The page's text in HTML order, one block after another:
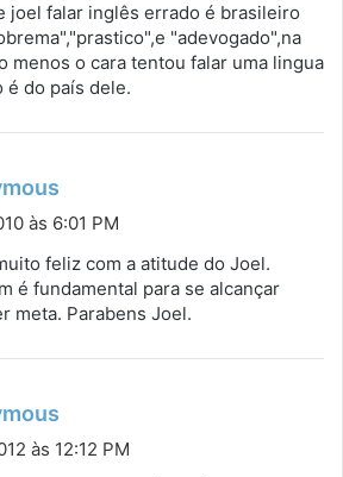
joel falar inglês errado é brasileiro
"adevogado",na
menos o cara tentou falar uma lingua
é do país dele.
i
s
e
às 6:01 PM
feliz com a atitude do Joel.
é fundamental para se alcançar
meta. Parabens Joel.
i
às 12:12 PM